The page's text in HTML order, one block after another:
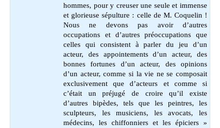
hommes, pour y creuser une seule et immense
et glorieuse sépulture : celle de M. Coquelin !
Nous ne devons pas avoir d’autres
occupations et d’autres préoccupations que
celles qui consistent à parler du jeu d’un
acteur, des appointements d’un acteur, des
bonnes fortunes d’un acteur, des opinions
d’un acteur, comme si la vie ne se composait
exclusivement que d’acteurs et comme si
c’était un préjugé de croire qu’il existe
d’autres bipèdes, tels que les peintres, les
sculpteurs, les musiciens, les avocats, les
médecins, les chiffonniers et les épiciers »